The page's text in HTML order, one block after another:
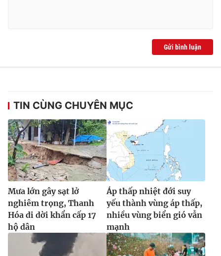
024.38 355 931 - 024.38 355 932
® Cấm sao chép dưới mọi hình thức nếu không có sự chấp
thuận bằng văn bản. Ghi rõ nguồn VTV.vn khi phát hành lại
thông tin từ website này.
Gửi bình luận
TIN CÙNG CHUYÊN MỤC
Mưa lớn gây sạt lở
nghiêm trọng, Thanh
Hóa di dời khẩn cấp 17
hộ dân
Áp thấp nhiệt đới suy
yếu thành vùng áp thấp,
nhiều vùng biển gió vẫn
mạnh